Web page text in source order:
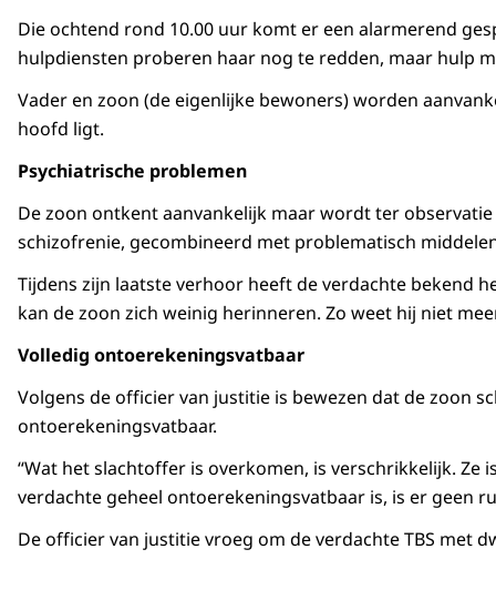
Die ochtend rond 10.00 uur komt er een alarmerend
hulpdiensten proberen haar nog te redden, maar hulp
Vader en zoon (de eigenlijke bewoners) worden
hoofd ligt.
Psychiatrische problemen
De zoon ontkent aanvankelijk maar wordt ter
schizofrenie, gecombineerd met problematisch
Tijdens zijn laatste verhoor heeft de verdachte bekend
kan de zoon zich weinig herinneren. Zo weet hij niet
Volledig ontoerekeningsvatbaar
Volgens de officier van justitie is bewezen dat de zoon
ontoerekeningsvatbaar.
“Wat het slachtoffer is overkomen, is verschrikkelijk. Ze
verdachte geheel ontoerekeningsvatbaar is, is er geen
De officier van justitie vroeg om de verdachte TBS met